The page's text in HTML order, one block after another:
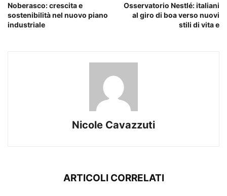
Noberasco: crescita e
sostenibilità nel nuovo piano
industriale
Osservatorio Nestlé: italiani
al giro di boa verso nuovi
stili di vita e
Nicole Cavazzuti
ARTICOLI CORRELATI